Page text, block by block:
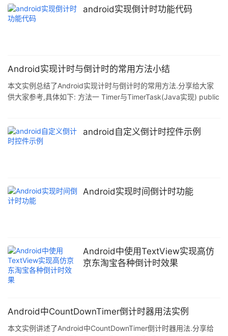
import android.app.Activity; import android.content.Context;
import android.content.res.Configuration;
android实现倒计时功能代码
Android实现计时与倒计时的常用方法小结
本文实例总结了Android实现计时与倒计时的常用方法.分享给大家
供大家参考,具体如下: 方法一 Timer与TimerTask(Java实现) public
void onCreate(Bundle savedInstanceState){ super.onC
android自定义倒计时控件示例
Android实现时间倒计时功能
Android中使用TextView实现高仿
京东淘宝各种倒计时效果
Android中CountDownTimer倒计时器用法实例
本文实例讲述了Android中CountDownTimer倒计时器用法.分享给